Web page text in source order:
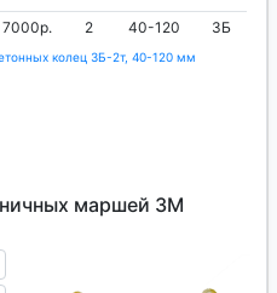
7000р. 2 40-120 ЗБ
колец ЗБ-2т, 40-120 мм
маршей ЗМ